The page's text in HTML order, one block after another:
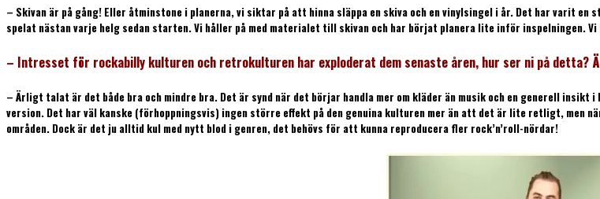
– Skivan är på gång! Eller åtminstone i planerna, vi siktar på att hinna släppa en skiva och en vinylsingel i år. Det har varit
spelat nästan varje helg sedan starten. Vi håller på med materialet till skivan och har börjat planera lite inför inspelningen.
– Intresset för rockabilly kulturen och retrokulturen har exploderat dem senaste åren, hur ser ni på
– Ärligt talat är det både bra och mindre bra. Det är synd när det börjar handla mer om kläder än musik och en generell insikt
version. Det har väl kanske (förhoppningsvis) ingen större effekt på den genuina kulturen mer än att det är lite retligt,
områden. Dock är det ju alltid kul med nytt blod i genren, det behövs för att kunna reproducera fler rock’n’roll-nördar!